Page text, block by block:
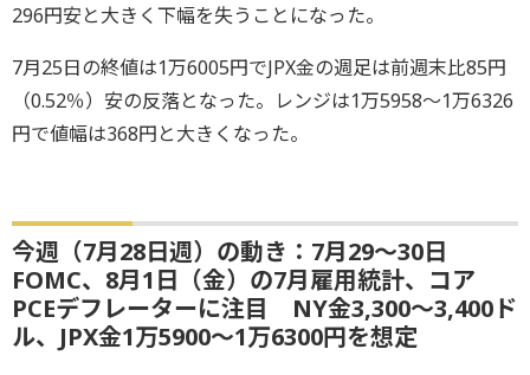
296円安と大きく下幅を失うことになった。
7月25日の終値は1万6005円でJPX金の週足は前週末比85円
（0.52％）安の反落となった。レンジは1万5958～1万6326
円で値幅は368円と大きくなった。
今週（7月28日週）の動き：7月29～30日
FOMC、8月1日（金）の7月雇用統計、コア
PCEデフレーターに注目 NY金3,300～3,400ド
ル、JPX金1万5900～1万6300円を想定